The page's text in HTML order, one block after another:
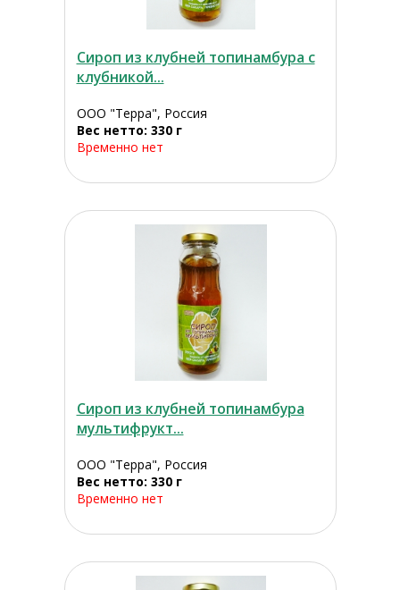
Сироп из клубней топинамбура с
клубникой...
ООО "Терра", Россия
Вес нетто: 330 г
Временно нет
Сироп из клубней топинамбура
мультифрукт...
ООО "Терра", Россия
Вес нетто: 330 г
Временно нет